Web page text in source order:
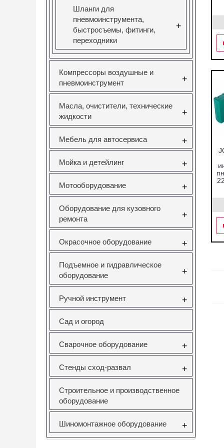
Шланги для
пневмоинструмента,
быстросъемы, фитинги,
переходники
+
Компрессоры воздушные и
пневмоинструмент
+
Масла, очистители, технические
жидкости
+
Мебель для автосервиса +
Мойка и детейлинг +
Мотооборудование +
Оборудование для кузовного
ремонта
+
Окрасочное оборудование +
Подъемное и гидравлическое
оборудование
+
Ручной инструмент +
Сад и огород
Сварочное оборудование +
Стенды сход-развал +
Строительное и производственное
оборудование
Шиномонтажное оборудование +